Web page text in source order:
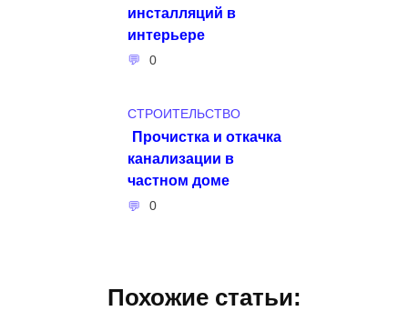
инсталляций в
интерьере
0
СТРОИТЕЛЬСТВО
Прочистка и откачка
канализации в
частном доме
0
Похожие статьи: